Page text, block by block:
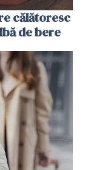
călătoresc
de bere